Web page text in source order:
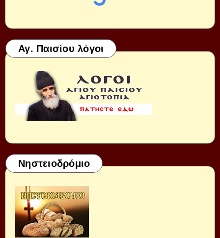
Αγ. Παισίου λόγοι
Νηστειοδρόμιο